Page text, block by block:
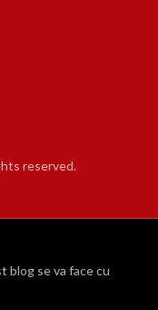
reserved.
blog se va face cu